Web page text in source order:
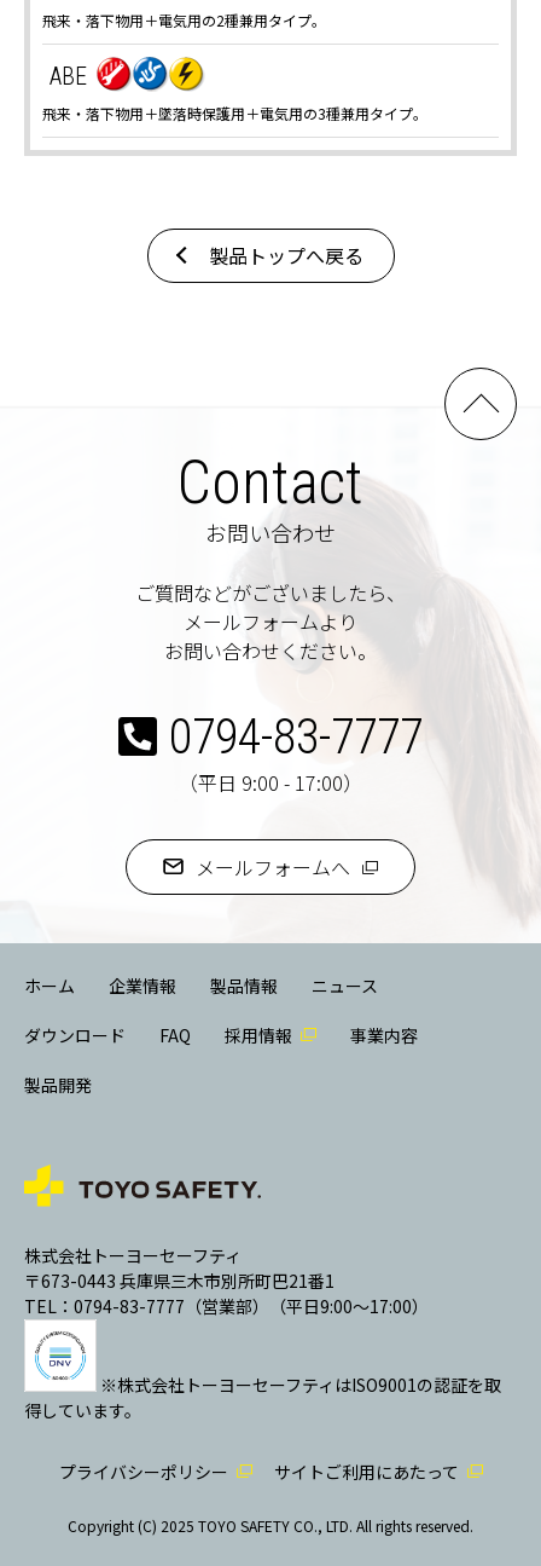
飛来・落下物用＋電気用の2種兼用タイプ。
ABE
飛来・落下物用＋墜落時保護用＋電気用の3種兼用タイプ。
製品トップへ戻る
Contact
お問い合わせ
ご質問などがございましたら、
メールフォームより
お問い合わせください。
0794-83-7777
（平日 9:00 - 17:00）
メールフォームへ
ホーム 企業情報 製品情報 ニュース
ダウンロード FAQ 採用情報 事業内容
製品開発
株式会社トーヨーセーフティ
〒673-0443 兵庫県三木市別所町巴21番1
TEL：0794-83-7777（営業部）（平日9:00～17:00）
※株式会社トーヨーセーフティはISO9001の認証を取
得しています。
プライバシーポリシー サイトご利用にあたって
Copyright (C) 2025 TOYO SAFETY CO., LTD. All rights reserved.